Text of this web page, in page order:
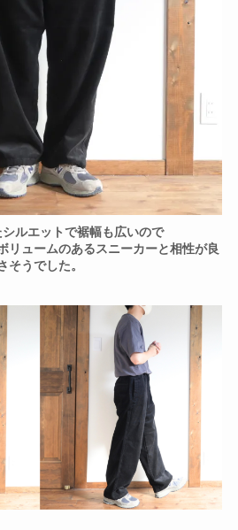
ルエットで裾幅も広いので
リュームのあるスニーカーと相性が良
そうでした。